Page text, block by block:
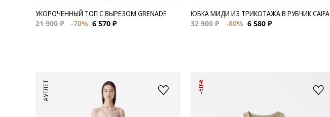
УКОРОЧЕННЫЙ ТОП С ВЫРЕЗОМ GRENADE
21 900 ₽
-70% 6 570 ₽
ЮБКА МИДИ ИЗ ТРИКОТАЖА В РУБЧИК CAIFA
32 900 ₽
-80% 6 580 ₽
АУТЛЕТ -50%